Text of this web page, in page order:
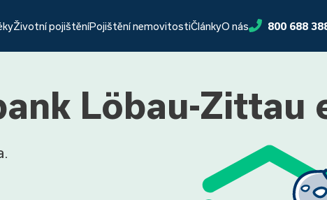
Životní pojištěníPojištění nemovitostiČlánkyO nás 800 688
Löbau-Zittau